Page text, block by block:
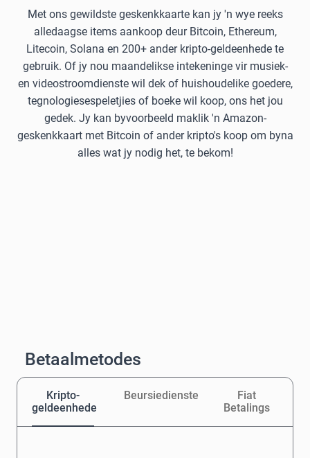
Met ons gewildste geskenkkaarte kan jy 'n wye reeks
alledaagse items aankoop deur Bitcoin, Ethereum,
Litecoin, Solana en 200+ ander kripto-geldeenhede te
gebruik. Of jy nou maandelikse intekeninge vir musiek-
en videostroomdienste wil dek of huishoudelike goedere,
tegnologiesespeletjies of boeke wil koop, ons het jou
gedek. Jy kan byvoorbeeld maklik 'n Amazon-
geskenkkaart met Bitcoin of ander kripto's koop om byna
alles wat jy nodig het, te bekom!
Betaalmetodes
Kripto-
geldeenhede
Beursiedienste
Fiat
Betalings